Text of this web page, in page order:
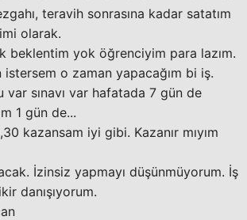
teravih sonrasına kadar satatım
olarak.
beklentim yok öğrenciyim para lazım.
istersem o zaman yapacağım bi iş.
var sınavı var hafatada 7 gün de
1 gün de...
kazansam iyi gibi. Kazanır mıyım
İzinsiz yapmayı düşünmüyorum. İş
danışıyorum.